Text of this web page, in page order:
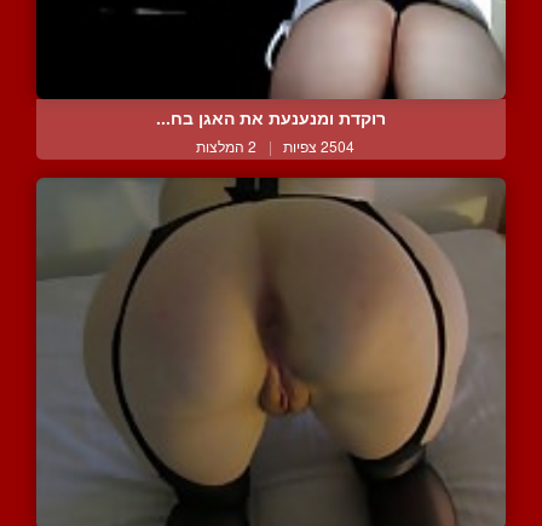
רוקדת ומנענעת את האגן בח...
2504 צפיות | 2 המלצות